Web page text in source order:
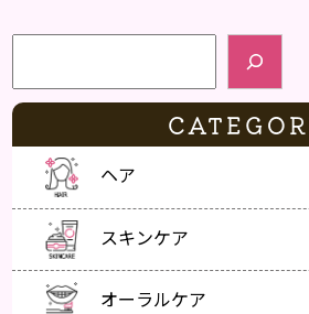
検索
ヘア
スキンケア
オーラルケア